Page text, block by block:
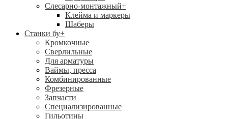
Слесарно-монтажный+
Клейма и маркеры
Шаберы
Станки бу+
Кромкочные
Сверлильные
Для арматуры
Ваймы, пресса
Комбинированные
Фрезерные
Запчасти
Специализированные
Гильотины